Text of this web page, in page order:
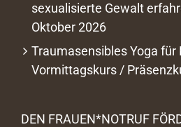
sexualisierte Gewalt
Oktober 2026
Traumasensibles Yoga für
Vormittagskurs /
DEN FRAUEN*NOTRUF